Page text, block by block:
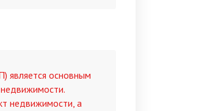
является основным
недвижимости, а